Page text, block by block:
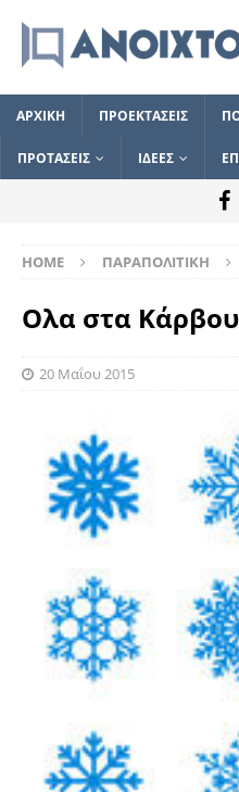
ΑΡΧΙΚΗ ΠΡΟΕΚΤΑΣΕΙΣ
ΠΡΟΤΑΣΕΙΣ ΙΔΕΕΣ
HOME ΠΑΡΑΠΟΛΙΤΙΚΗ
Ολα στα
20 Μαΐου 2015